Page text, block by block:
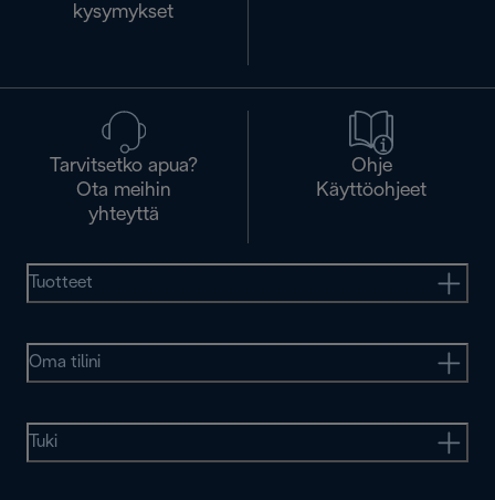
kysymykset
Tarvitsetko apua?
Ota meihin
yhteyttä
Ohje
Käyttöohjeet
Tuotteet
Oma tilini
Tuki